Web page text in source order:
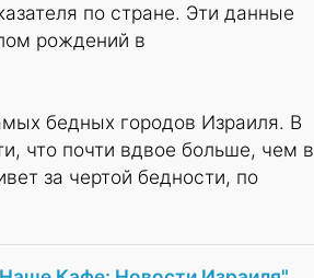
по стране. Эти данные
рождений в
бедных городов Израиля. В
что почти вдвое больше, чем в
за чертой бедности, по